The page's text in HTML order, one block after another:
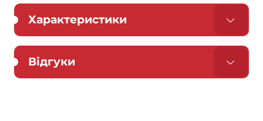
Характеристики
Відгуки